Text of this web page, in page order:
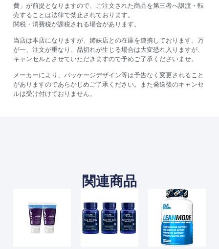
費」が前提となりますので、ご注文された商品を第三者へ譲渡・転
売することは法律で禁止されております。
関税・消費税が課税される場合があります。
当店は本店になりますが、姉妹店との在庫を連携しております。万
が一、注文が重なり、品切れが生じる場合は大変恐れ入りますが、
キャンセルとさせていただきますので予めご了承くださいませ。
メーカーにより、パッケージデザイン等は予告なく変更されること
がありますのであらかじめご了承ください。また発送後のキャンセ
ルは受け付けておりません。
関連商品